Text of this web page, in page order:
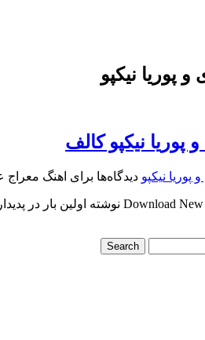
پوریا نیکپو
پوریا نیکپو کالف
نیکپو دیدگاه‌ها برای اهنگ معراج
Search